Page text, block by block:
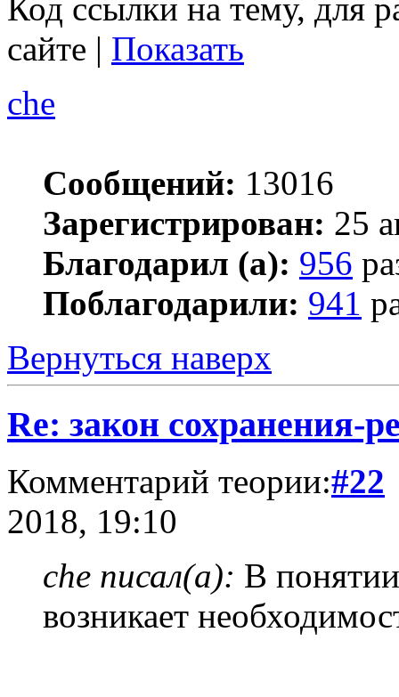
Код ссылки на тему, для
сайте | Показать
che
Сообщений: 13016
Зарегистрирован: 25
Благодарил (а): 956
Поблагодарили: 941
Вернуться наверх
Re: закон сохранения-
Комментарий теории:#22
2018, 19:10
che писал(а): В
возникает